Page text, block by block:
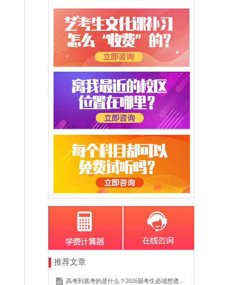
推荐文章
高考到底考的是什么？2026届考生必须想透的这个底层逻辑